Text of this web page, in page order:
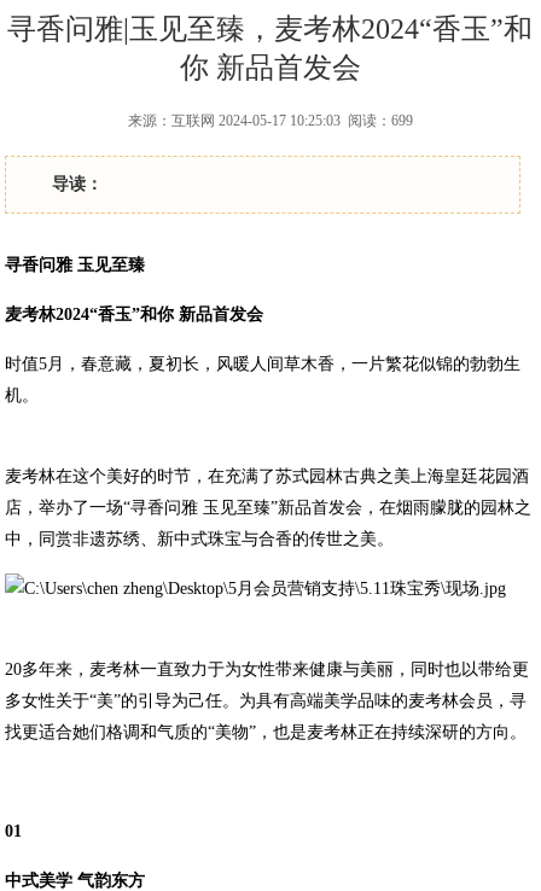
寻香问雅|玉见至臻，麦考林2024“香玉”和
你 新品首发会
来源：互联网 2024-05-17 10:25:03 阅读：699
导读：
寻香问雅 玉见至臻
麦考林2024“香玉”和你 新品首发会
时值5月，春意藏，夏初长，风暖人间草木香，一片繁花似锦的勃勃生
机。
麦考林在这个美好的时节，在充满了苏式园林古典之美上海皇廷花园酒
店，举办了一场“寻香问雅 玉见至臻”新品首发会，在烟雨朦胧的园林之
中，同赏非遗苏绣、新中式珠宝与合香的传世之美。
20多年来，麦考林一直致力于为女性带来健康与美丽，同时也以带给更
多女性关于“美”的引导为己任。为具有高端美学品味的麦考林会员，寻
找更适合她们格调和气质的“美物”，也是麦考林正在持续深研的方向。
01
中式美学 气韵东方